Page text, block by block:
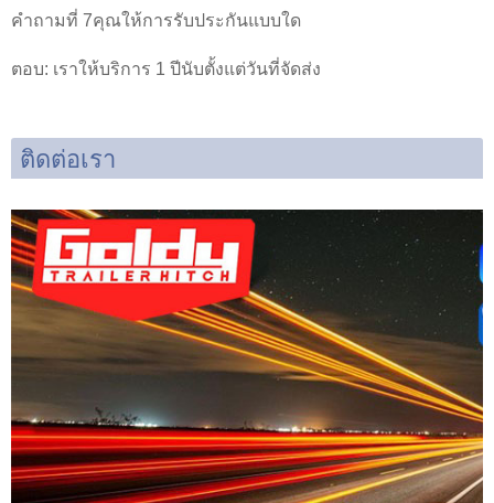
คำถามที่ 7คุณให้การรับประกันแบบใด
ตอบ: เราให้บริการ 1 ปีนับตั้งแต่วันที่จัดส่ง
ติดต่อเรา